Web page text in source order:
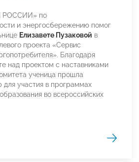
РОССИИ» по
и энергосбережению помог
Елизавете Пузаковой в
проекта «Сервис
Благодаря
над проектом с наставниками
ученица прошла
для участия в программах
во всероссийских